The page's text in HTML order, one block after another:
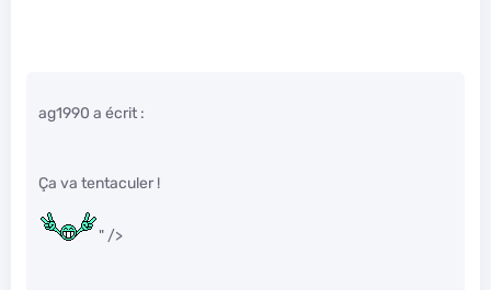
ag1990 a écrit :
Ça va tentaculer !
" />